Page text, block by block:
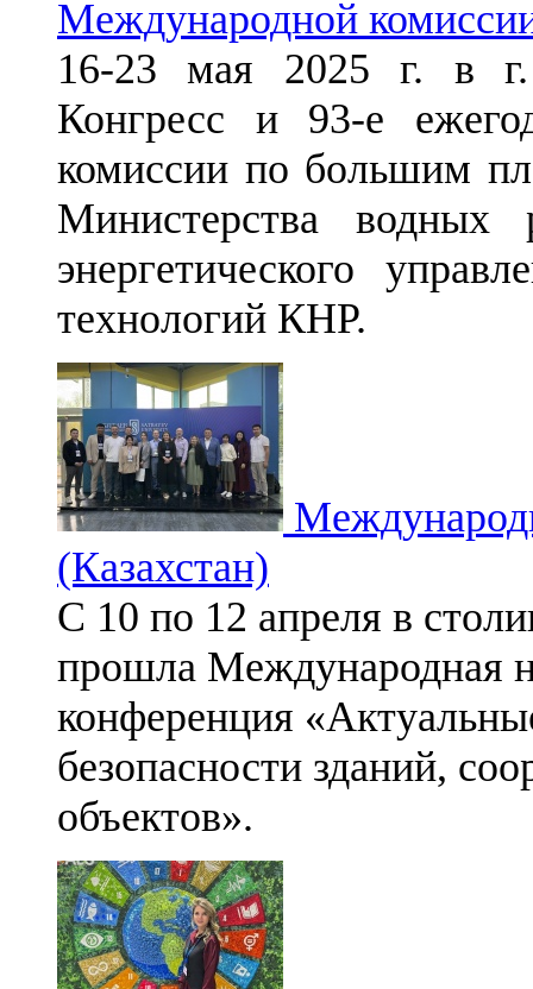
Международной
16-23 мая 2025 г. в
Конгресс и 93-е
комиссии по большим
Министерства водных
энергетического
технологий КНР.
(Казахстан)
С 10 по 12 апреля в
прошла Международная
конференция
безопасности зданий,
объектов».